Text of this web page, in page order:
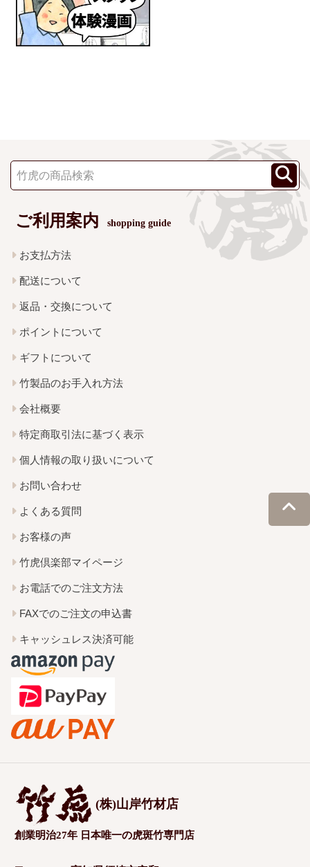
ご利用案内 shopping guide
お支払方法
配送について
返品・交換について
ポイントについて
ギフトについて
竹製品のお手入れ方法
会社概要
特定商取引法に基づく表示
個人情報の取り扱いについて
お問い合わせ
よくある質問
お客様の声
竹虎倶楽部マイページ
お電話でのご注文方法
FAXでのご注文の申込書
キャッシュレス決済可能
(株)山岸竹材店
創業明治27年 日本唯一の虎斑竹専門店